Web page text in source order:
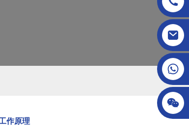
作原理